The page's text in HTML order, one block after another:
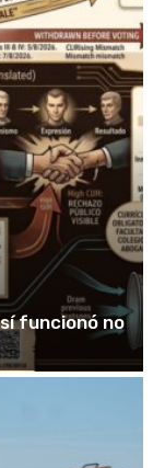
funcionó no